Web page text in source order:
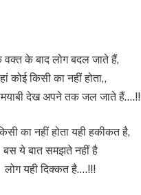
वक्त के बाद लोग बदल जाते हैं,
कोई किसी का नहीं होता,,
देख अपने तक जल जाते हैं….!!
का नहीं होता यही हकीकत है,
बस ये बात समझते नहीं है
लोग यही दिक्कत है….!!!